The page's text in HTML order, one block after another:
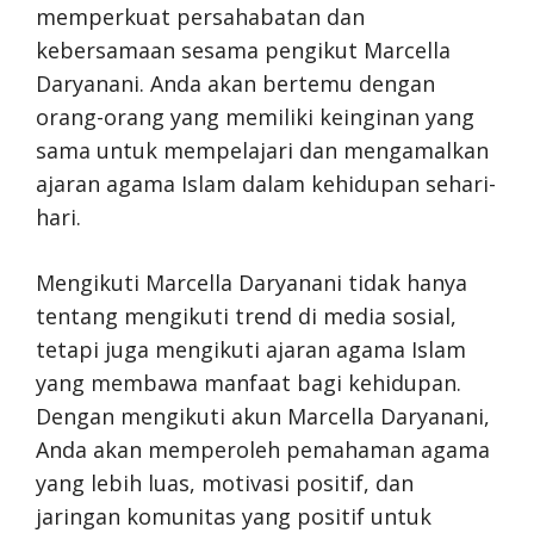
memperkuat persahabatan dan
kebersamaan sesama pengikut Marcella
Daryanani. Anda akan bertemu dengan
orang-orang yang memiliki keinginan yang
sama untuk mempelajari dan mengamalkan
ajaran agama Islam dalam kehidupan sehari-
hari.
Mengikuti Marcella Daryanani tidak hanya
tentang mengikuti trend di media sosial,
tetapi juga mengikuti ajaran agama Islam
yang membawa manfaat bagi kehidupan.
Dengan mengikuti akun Marcella Daryanani,
Anda akan memperoleh pemahaman agama
yang lebih luas, motivasi positif, dan
jaringan komunitas yang positif untuk